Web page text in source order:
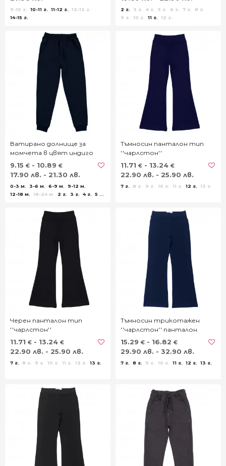
9-10 г. 10-11 г. 11-12 г.
12-13 г.
14-15 г.
2 г. 3 г. 4 г. 5 г. 6 г. 7 г.
8 г.
9 г.
10 г. 11 г. 12 г.
Ватирано долнище за
момчета в цвят индиго
9.15 € - 10.89 €
17.90 лв. - 21.30 лв.
0-3 м. 3-6 м. 6-9 м.
9-12 м.
12-18 м.
18-24 м. 2 г. 3 г. 4 г.
5 г.
Тъмносин панталон тип
''чарлстон''
11.71 € - 13.24 €
22.90 лв. - 25.90 лв.
7 г. 8 г. 9 г. 10 г. 11 г. 12 г. 13 г.
Черен панталон тип
''чарлстон''
11.71 € - 13.24 €
22.90 лв. - 25.90 лв.
7 г. 8 г. 9 г. 10 г. 11 г. 12 г. 13 г.
Тъмносин трикотажен
''чарлстон'' панталон
15.29 € - 16.82 €
29.90 лв. - 32.90 лв.
7 г. 8 г. 9 г. 10 г. 11 г. 12 г. 13 г.